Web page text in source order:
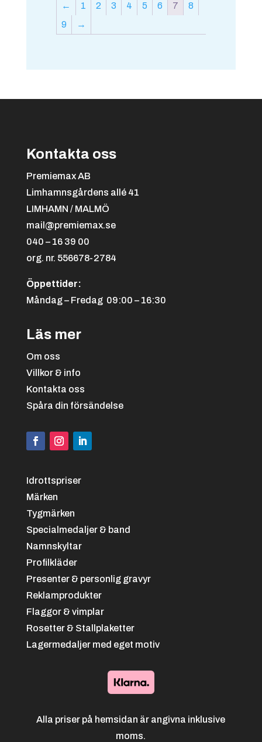
← 1 2 3 4 5 6 7
8
9
→
Kontakta oss
Premiemax AB
Limhamnsgårdens allé 41
LIMHAMN / MALMÖ
mail@premiemax.se
040 – 16 39 00
org. nr. 556678-2784
Öppettider:
Måndag – Fredag 09:00 – 16:30
Läs mer
Om oss
Villkor & info
Kontakta oss
Spåra din försändelse
Idrottspriser
Märken
Tygmärken
Specialmedaljer & band
Namnskyltar
Profilkläder
Presenter & personlig gravyr
Reklamprodukter
Flaggor & vimplar
Rosetter & Stallplaketter
Lagermedaljer med eget motiv
Alla priser på hemsidan är angivna inklusive
moms.